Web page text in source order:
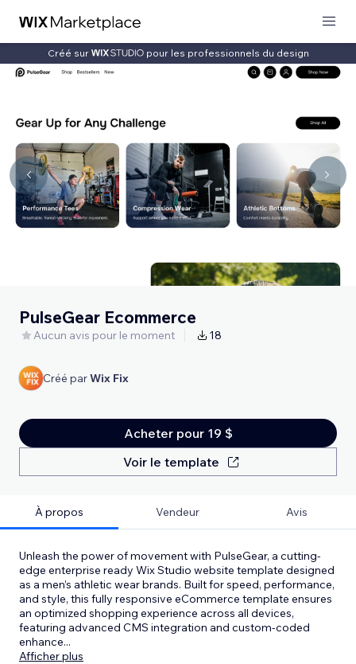
Créé sur pour les professionnels du design
PulseGear Ecommerce
Aucun avis pour le moment 18
Créé parWix Fix
Acheter pour 19 $
Voir le template
À propos Vendeur Avis
Unleash the power of movement with PulseGear, a cutting-
edge enterprise ready Wix Studio website template designed
as a men’s athletic wear brands. Built for speed, performance,
and style, this fully responsive eCommerce template ensures
an optimized shopping experience across all devices,
featuring advanced CMS integration and custom-coded
enhance...
Afficher plus